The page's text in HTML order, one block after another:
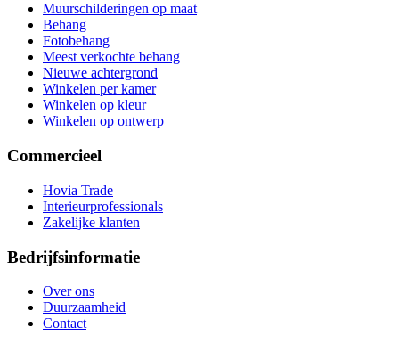
Muurschilderingen op maat
Behang
Fotobehang
Meest verkochte behang
Nieuwe achtergrond
Winkelen per kamer
Winkelen op kleur
Winkelen op ontwerp
Commercieel
Hovia Trade
Interieurprofessionals
Zakelijke klanten
Bedrijfsinformatie
Over ons
Duurzaamheid
Contact